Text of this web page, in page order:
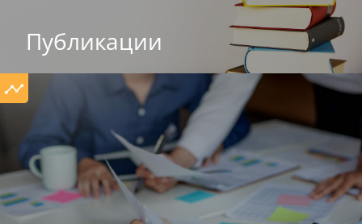
Публикации